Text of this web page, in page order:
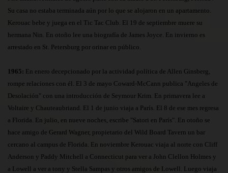
Su casa no estaba terminada aún por lo que se alojaron en un apartamento.
Kerouac bebe y juega en el Tic Tac Club. El 19 de septiembre muere su
hermana Nin. En otoño lee una biografía de James Joyce. En invierno es
arrestado en St. Petersburg por orinar en público.
1965: En enero decepcionado por la actividad política de Allen Ginsberg,
rompe relaciones con él. El 3 de mayo Coward-McCann publica "Angeles de
Desolación" con una introducción de Seymour Krim. En primavera lee a
Voltaire y Chauteaubriand. El 1 de junio viaja a París. El 8 de ese mes regresa
a Florida. En julio, en nueve noches, escribe "Satori en París". En otoño se
hace amigo de Gerard Wagner, propietario del Wild Board Tavern un bar
cercano al campus de Florida. En noviembre Kerouac viaja al norte con Cliff
Anderson y Paddy Mitchell a Connecticut para ver a John Clellon Holmes y
a Lowell a ver a tony y Stella Sampas y otros amigos de Lowell. Luego viaja